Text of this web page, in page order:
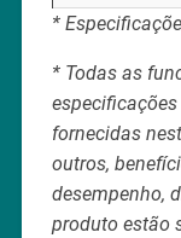
*
* Todas as
fornecidas
outros,
desempenho,
produto estão